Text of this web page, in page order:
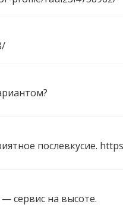
послевкусие.
сервис на высоте.